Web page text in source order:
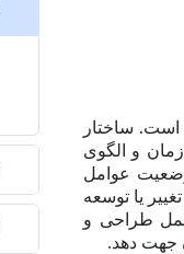
است. ساختار
و الگوی
عوامل
یا توسعه
طراحی و
جهت دهد.